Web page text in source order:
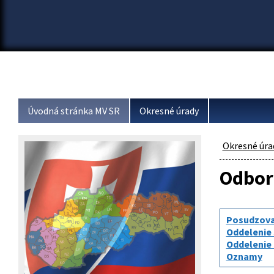
Úvodná stránka MV SR Okresné úrady
Okresné
Oznamy